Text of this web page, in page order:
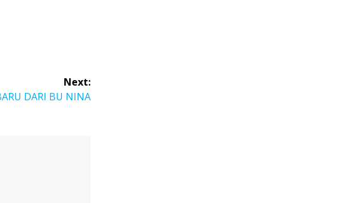
Next:
DARI BU NINA